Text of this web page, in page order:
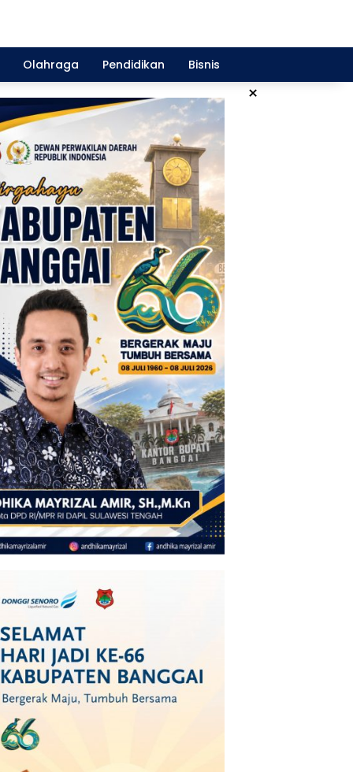
Olahraga Pendidikan Bisnis
×